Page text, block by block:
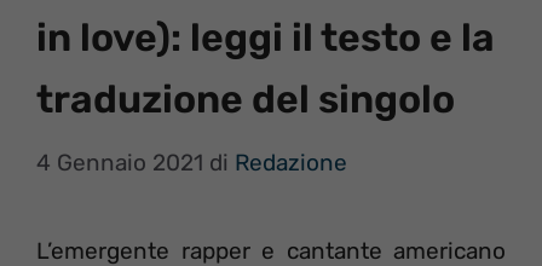
in love): leggi il testo e la
traduzione del singolo
4 Gennaio 2021 di Redazione
L’emergente rapper e cantante americano